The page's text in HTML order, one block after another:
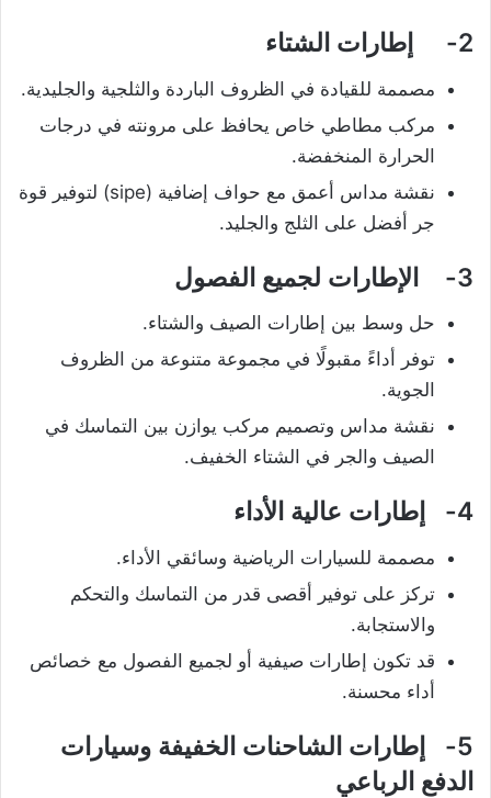
2- إطارات الشتاء
مصممة للقيادة في الظروف الباردة والثلجية والجليدية.
مركب مطاطي خاص يحافظ على مرونته في درجات
الحرارة المنخفضة.
نقشة مداس أعمق مع حواف إضافية (sipe) لتوفير قوة
جر أفضل على الثلج والجليد.
3- الإطارات لجميع الفصول
حل وسط بين إطارات الصيف والشتاء.
توفر أداءً مقبولًا في مجموعة متنوعة من الظروف
الجوية.
نقشة مداس وتصميم مركب يوازن بين التماسك في
الصيف والجر في الشتاء الخفيف.
4- إطارات عالية الأداء
مصممة للسيارات الرياضية وسائقي الأداء.
تركز على توفير أقصى قدر من التماسك والتحكم
والاستجابة.
قد تكون إطارات صيفية أو لجميع الفصول مع خصائص
أداء محسنة.
5- إطارات الشاحنات الخفيفة وسيارات
الدفع الرباعي